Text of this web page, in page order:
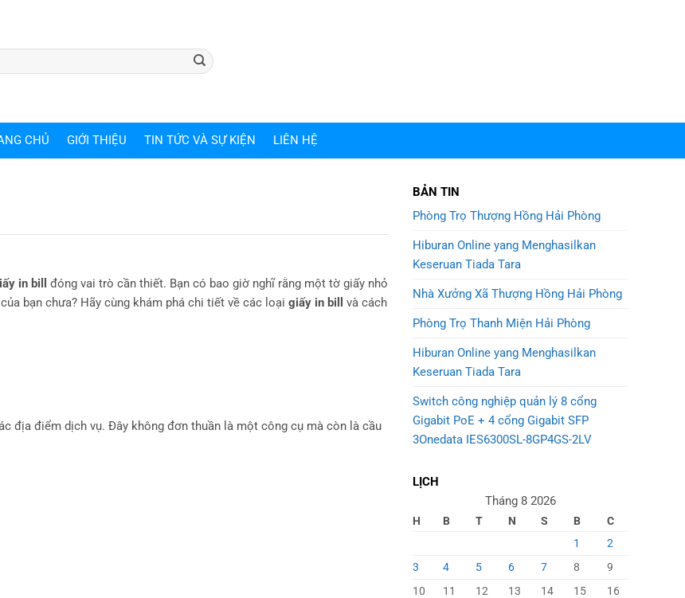
CHỦ GIỚI THIỆU TIN TỨC VÀ SỰ KIỆN LIÊN HỆ
in bill
đóng vai trò cần thiết. Bạn có bao giờ nghĩ rằng một tờ giấy nhỏ
bạn chưa? Hãy cùng khám phá chi tiết về các loại giấy in bill
và cách
địa điểm dịch vụ. Đây không đơn thuần là một công cụ mà còn là cầu
BẢN TIN
Phòng Trọ Thượng Hồng Hải Phòng
Hiburan Online yang Menghasilkan
Keseruan Tiada Tara
Nhà Xưởng Xã Thượng Hồng Hải Phòng
Phòng Trọ Thanh Miện Hải Phòng
Hiburan Online yang Menghasilkan
Keseruan Tiada Tara
Switch công nghiệp quản lý 8 cổng
Gigabit PoE + 4 cổng Gigabit SFP
3Onedata IES6300SL-8GP4GS-2LV
LỊCH
Tháng 8 2026
H B T N S B
C
1
2
3
4 5 6 7 8
9
10
11 12 13 14 15
16